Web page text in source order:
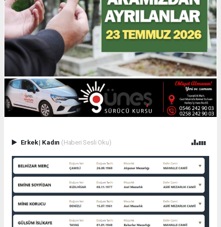
Erkek| Kadın (Haberi Sesli Oku)